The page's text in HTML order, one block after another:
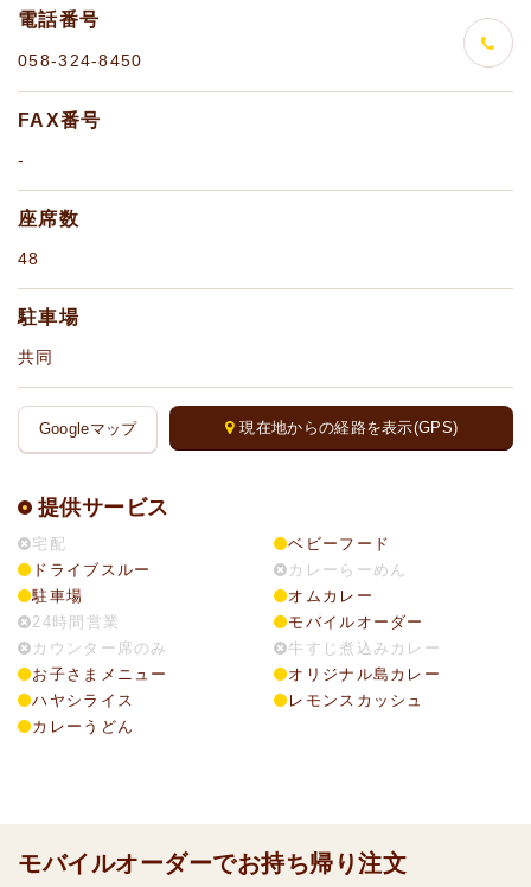
電話番号
058-324-8450
FAX番号
-
座席数
48
駐車場
共同
Googleマップ 現在地からの経路を表示(GPS)
提供サービス
宅配
ドライブスルー
駐車場
24時間営業
カウンター席のみ
お子さまメニュー
ハヤシライス
カレーうどん
ベビーフード
カレーらーめん
オムカレー
モバイルオーダー
牛すじ煮込みカレー
オリジナル島カレー
レモンスカッシュ
モバイルオーダーでお持ち帰り注文